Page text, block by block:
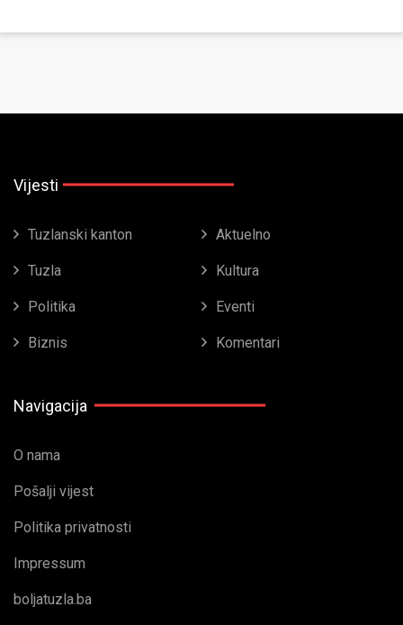
Vijesti
Tuzlanski kanton Aktuelno
Tuzla Kultura
Politika Eventi
Biznis Komentari
Navigacija
O nama
Pošalji vijest
Politika privatnosti
Impressum
boljatuzla.ba